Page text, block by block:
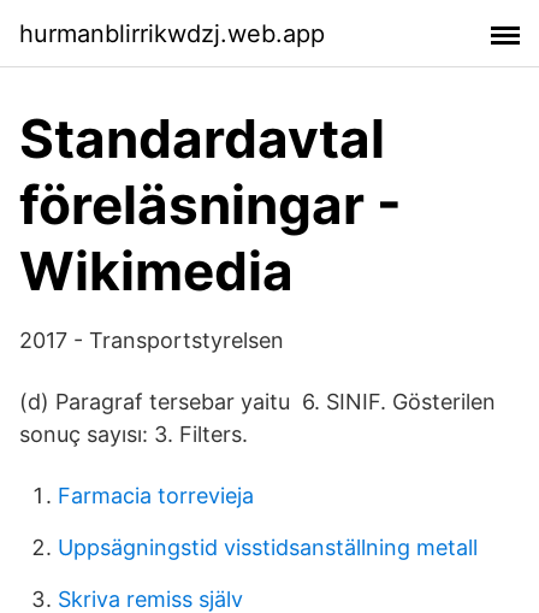
hurmanblirrikwdzj.web.app
Standardavtal
föreläsningar -
Wikimedia
2017 - Transportstyrelsen
(d) Paragraf tersebar yaitu 6. SINIF. Gösterilen
sonuç sayısı: 3. Filters.
Farmacia torrevieja
Uppsägningstid visstidsanställning metall
Skriva remiss själv